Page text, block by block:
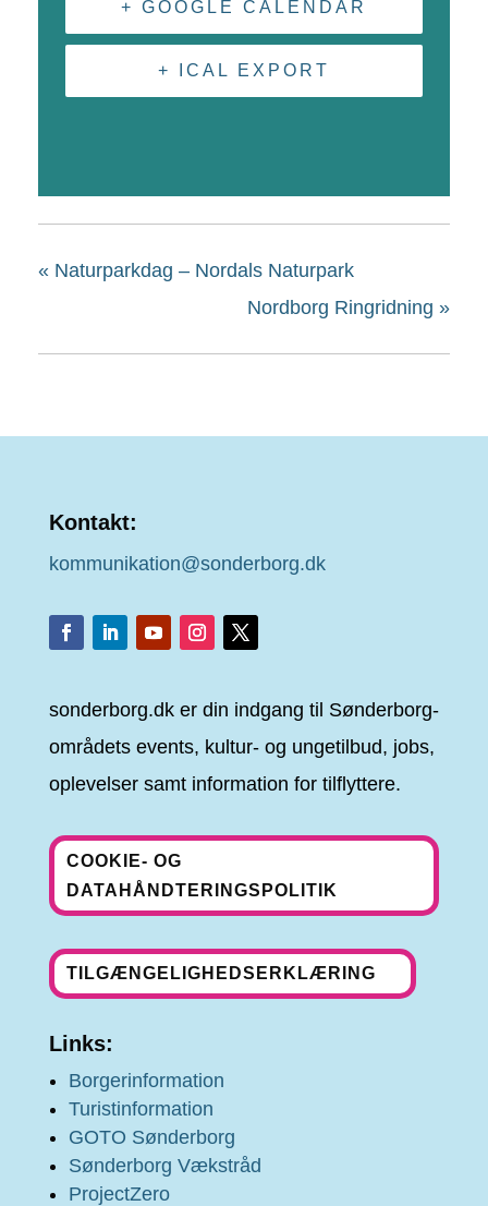
+ GOOGLE CALENDAR
+ ICAL EXPORT
« Naturparkdag – Nordals Naturpark
Nordborg Ringridning »
Kontakt:
kommunikation@sonderborg.dk
sonderborg.dk er din indgang til Sønderborg-
områdets events, kultur- og ungetilbud, jobs,
oplevelser samt information for tilflyttere.
COOKIE- OG
DATAHÅNDTERINGSPOLITIK
TILGÆNGELIGHEDSERKLÆRING
Links:
Borgerinformation
Turistinformation
GOTO Sønderborg
Sønderborg Vækstråd
ProjectZero